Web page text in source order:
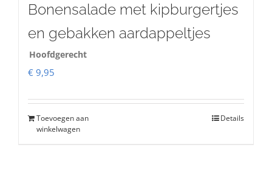
Bonensalade met kipburgertjes
en gebakken aardappeltjes
Hoofdgerecht
€ 9,95
Toevoegen aan
winkelwagen
Details